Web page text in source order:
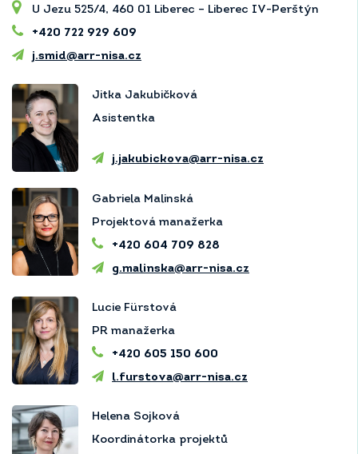
U Jezu 525/4, 460 01 Liberec – Liberec IV-Perštýn
+420 722 929 609
j.smid@arr-nisa.cz
Jitka Jakubičková
Asistentka
j.jakubickova@arr-nisa.cz
Gabriela Malinská
Projektová manažerka
+420 604 709 828
g.malinska@arr-nisa.cz
Lucie Fürstová
PR manažerka
+420 605 150 600
l.furstova@arr-nisa.cz
Helena Sojková
Koordinátorka projektů